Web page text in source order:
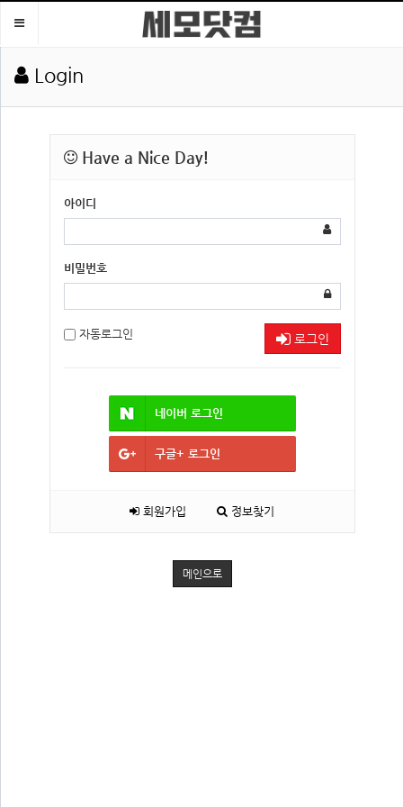
Toggle
Login
Have a Nice Day!
아이디
비밀번호
자동로그인 로그인
네이버 로그인
구글+ 로그인
회원가입 정보찾기
메인으로